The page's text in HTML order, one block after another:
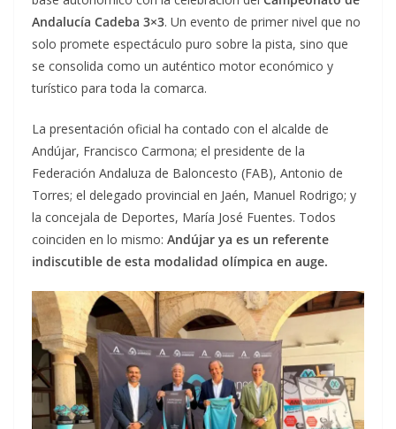
Andalucía Cadeba 3×3. Un evento de primer nivel que no
solo promete espectáculo puro sobre la pista, sino que
se consolida como un auténtico motor económico y
turístico para toda la comarca.
La presentación oficial ha contado con el alcalde de
Andújar, Francisco Carmona; el presidente de la
Federación Andaluza de Baloncesto (FAB), Antonio de
Torres; el delegado provincial en Jaén, Manuel Rodrigo; y
la concejala de Deportes, María José Fuentes. Todos
coinciden en lo mismo: Andújar ya es un referente
indiscutible de esta modalidad olímpica en auge.